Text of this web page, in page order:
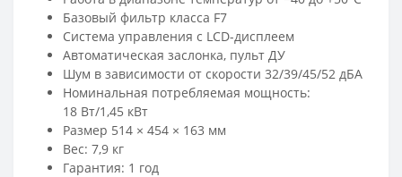
Базовый фильтр класса F7
Система управления с LCD-дисплеем
Автоматическая заслонка, пульт ДУ
Шум в зависимости от скорости 32/39/45/52 дБА
Номинальная потребляемая мощность:
18 Вт/1,45 кВт
Размер 514 × 454 × 163 мм
Вес: 7,9 кг
Гарантия: 1 год